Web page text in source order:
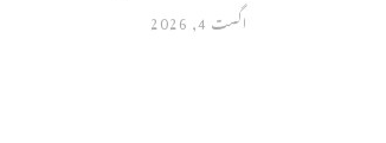
اگست 4, 2026